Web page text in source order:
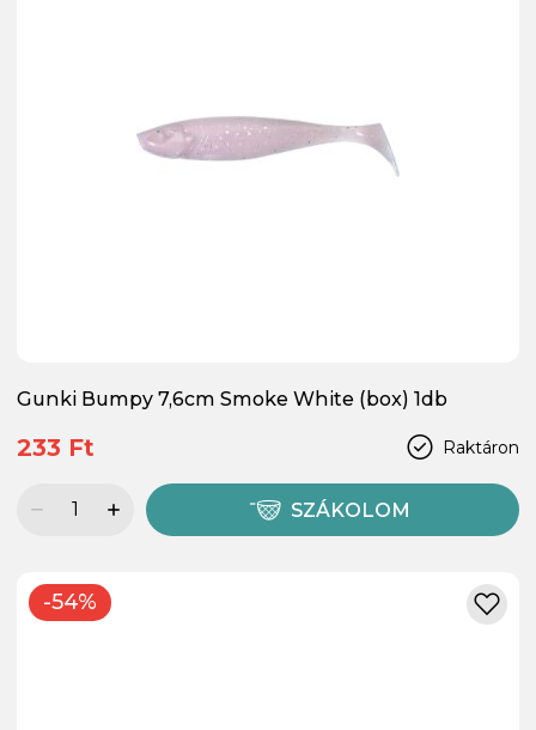
Gunki Bumpy 7,6cm Smoke White (box) 1db
Raktáron
233 Ft
SZÁKOLOM
-54%